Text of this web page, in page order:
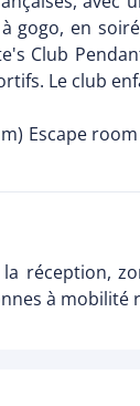
gogo, en
Club
Le club
Escape
réception,
à mobilité